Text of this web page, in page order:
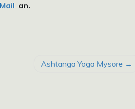
an.
Ashtanga Yoga Mysore